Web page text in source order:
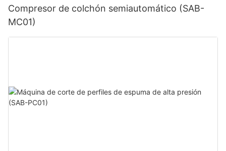
Compresor de colchón semiautomático (SAB-
MC01)